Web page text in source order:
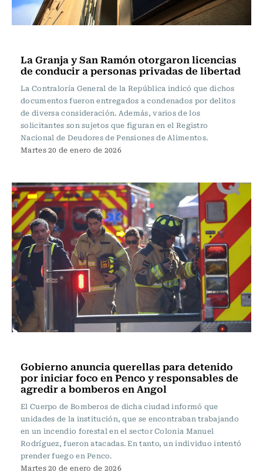
La Granja y San Ramón otorgaron licencias
de conducir a personas privadas de libertad
La Contraloría General de la República indicó que dichos
documentos fueron entregados a condenados por delitos
de diversa consideración. Además, varios de los
solicitantes son sujetos que figuran en el Registro
Nacional de Deudores de Pensiones de Alimentos.
Martes 20 de enero de 2026
Gobierno anuncia querellas para detenido
por iniciar foco en Penco y responsables de
agredir a bomberos en Angol
El Cuerpo de Bomberos de dicha ciudad informó que
unidades de la institución, que se encontraban trabajando
en un incendio forestal en el sector Colonia Manuel
Rodríguez, fueron atacadas. En tanto, un individuo intentó
prender fuego en Penco.
Martes 20 de enero de 2026